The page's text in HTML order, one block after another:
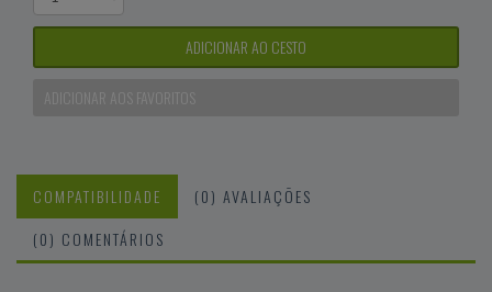
ADICIONAR AO CESTO
ADICIONAR AOS FAVORITOS
COMPATIBILIDADE
(0) AVALIAÇÕES
(0) COMENTÁRIOS